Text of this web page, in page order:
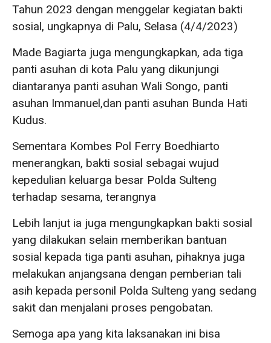
Tahun 2023 dengan menggelar kegiatan bakti
sosial, ungkapnya di Palu, Selasa (4/4/2023)
Made Bagiarta juga mengungkapkan, ada tiga
panti asuhan di kota Palu yang dikunjungi
diantaranya panti asuhan Wali Songo, panti
asuhan Immanuel,dan panti asuhan Bunda Hati
Kudus.
Sementara Kombes Pol Ferry Boedhiarto
menerangkan, bakti sosial sebagai wujud
kepedulian keluarga besar Polda Sulteng
terhadap sesama, terangnya
Lebih lanjut ia juga mengungkapkan bakti sosial
yang dilakukan selain memberikan bantuan
sosial kepada tiga panti asuhan, pihaknya juga
melakukan anjangsana dengan pemberian tali
asih kepada personil Polda Sulteng yang sedang
sakit dan menjalani proses pengobatan.
Semoga apa yang kita laksanakan ini bisa